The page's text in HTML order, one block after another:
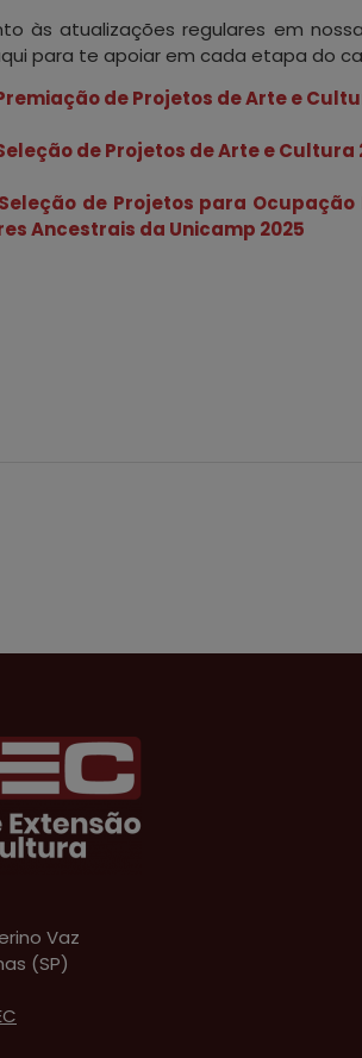
às atualizações regulares em
para te apoiar em cada etapa do
de Projetos de Arte e
de Projetos de Arte e Cultura
de Projetos para
Ancestrais da Unicamp 2025
Vaz
(SP)